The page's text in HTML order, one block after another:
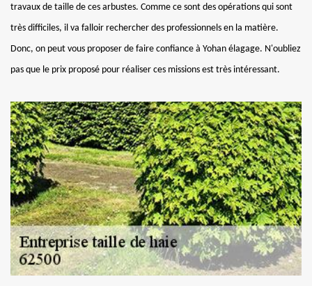
travaux de taille de ces arbustes. Comme ce sont des opérations qui sont
très difficiles, il va falloir rechercher des professionnels en la matière.
Donc, on peut vous proposer de faire confiance à Yohan élagage. N'oubliez
pas que le prix proposé pour réaliser ces missions est très intéressant.